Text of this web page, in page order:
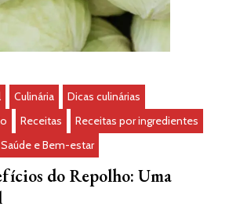
Culinária
Dicas culinárias
Receitas
Receitas por ingredientes
Saúde e Bem-estar
do Repolho: Uma